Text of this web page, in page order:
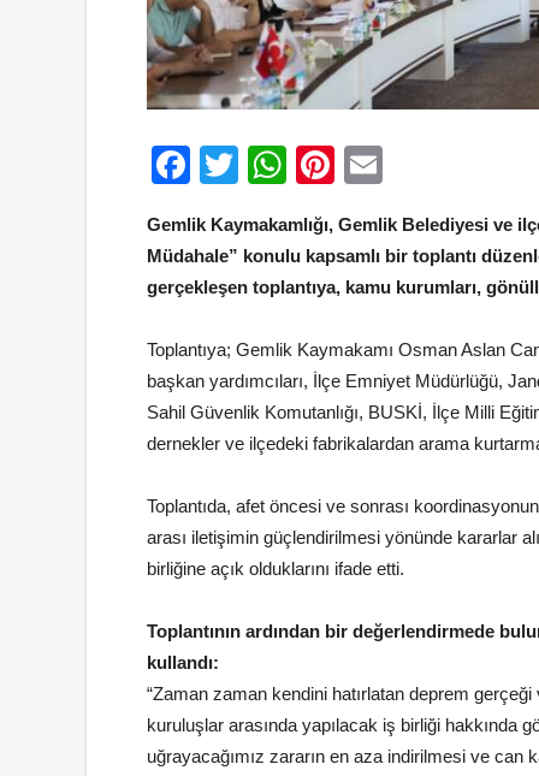
Facebook
TwitterWhatsApp
Pinterest
Gemlik Kaymakamlığı, Gemlik Belediyesi ve
Müdahale” konulu kapsamlı bir toplantı
gerçekleşen toplantıya, kamu kurumları,
Toplantıya; Gemlik Kaymakamı Osman Aslan
başkan yardımcıları, İlçe Emniyet Müdürlüğü,
Sahil Güvenlik Komutanlığı, BUSKİ, İlçe Milli
dernekler ve ilçedeki fabrikalardan arama
Toplantıda, afet öncesi ve sonrası
arası iletişimin güçlendirilmesi yönünde kararlar
birliğine açık olduklarını ifade etti.
Toplantının ardından bir değerlendirmede
kullandı:
“Zaman zaman kendini hatırlatan deprem
kuruluşlar arasında yapılacak iş birliği hakkında
uğrayacağımız zararın en aza indirilmesi ve can